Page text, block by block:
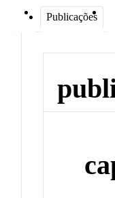
Publicações